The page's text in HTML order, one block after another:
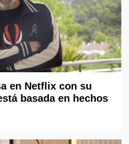
en Netflix con su
basada en hechos